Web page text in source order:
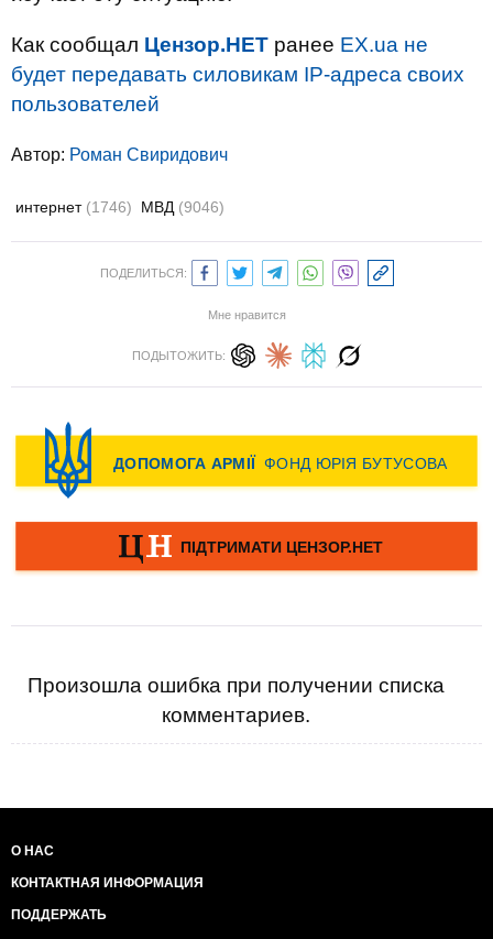
Как сообщал Цензор.НЕТ ранее EХ.ua не
будет передавать силовикам IP-адреса своих
пользователей
Автор: Роман Свиридович
интернет (1746) МВД (9046)
ПОДЕЛИТЬСЯ:
Мне нравится
ПОДЫТОЖИТЬ:
Произошла ошибка при получении списка
комментариев.
О НАС
КОНТАКТНАЯ ИНФОРМАЦИЯ
ПОДДЕРЖАТЬ